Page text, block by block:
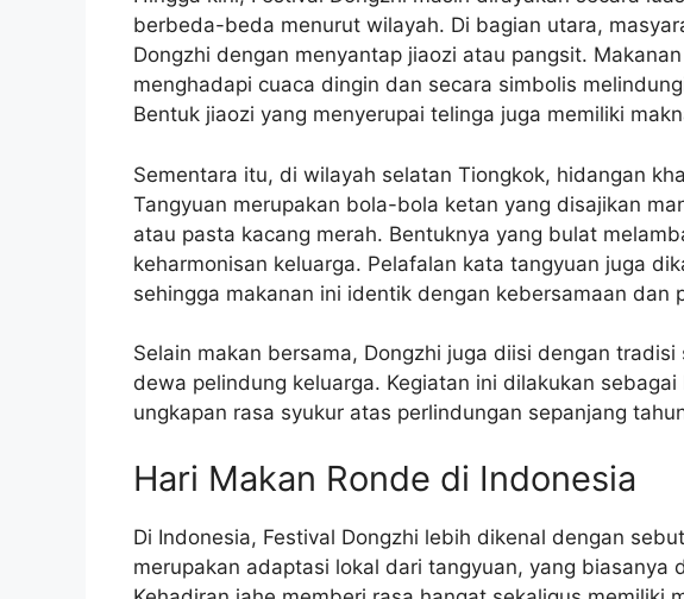
berbeda-beda menurut wilayah. Di bagian utara,
Dongzhi dengan menyantap jiaozi atau pangsit.
menghadapi cuaca dingin dan secara simbolis
Bentuk jiaozi yang menyerupai telinga juga memiliki
Sementara itu, di wilayah selatan Tiongkok, hidangan
Tangyuan merupakan bola-bola ketan yang disajikan
atau pasta kacang merah. Bentuknya yang bulat
keharmonisan keluarga. Pelafalan kata tangyuan juga
sehingga makanan ini identik dengan kebersamaan dan
Selain makan bersama, Dongzhi juga diisi dengan
dewa pelindung keluarga. Kegiatan ini dilakukan
ungkapan rasa syukur atas perlindungan sepanjang
Hari Makan Ronde di Indonesia
Di Indonesia, Festival Dongzhi lebih dikenal dengan
merupakan adaptasi lokal dari tangyuan, yang biasanya